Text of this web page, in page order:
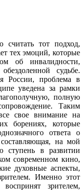
считать тот подход,
тех эмоций, которые
об инвалидности,
судьбе.
России, проблема в
уведена за рамки
полную
Таким
свое внимание на
борениях, которые
ответа о
составляющая, на мой
ступень в развитии
современном кино,
духовные аспекты,
Именно этот
зрителем,